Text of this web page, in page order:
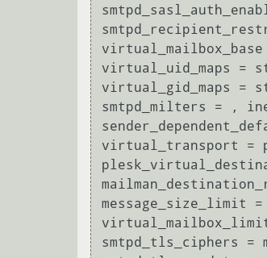
virtual_uid_maps =
virtual_gid_maps =
smtpd_milters = ,
virtual_transport =
message_size_limit =
smtpd_tls_ciphers =